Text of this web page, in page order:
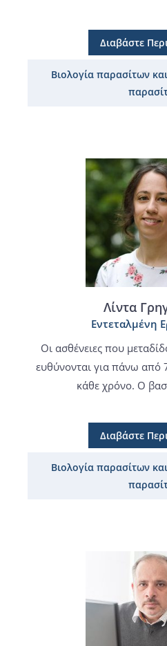
Διαβάστε
Βιολογία παρασίτων
Λίντα
Εντεταλμένη
Οι ασθένειες που
ευθύνονται για πάνω από
κάθε χρόνο. Ο
Διαβάστε
Βιολογία παρασίτων